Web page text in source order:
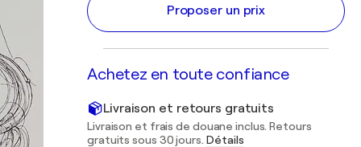
Proposer un prix
Achetez en toute confiance
Livraison et retours gratuits
Livraison et frais de douane inclus. Retours
gratuits sous 30 jours. Détails